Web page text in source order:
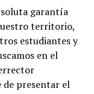
garantía
territorio,
estudiantes y
en el
de presentar el